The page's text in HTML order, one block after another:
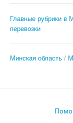
Главные рубрики в
перевозки
Минская область